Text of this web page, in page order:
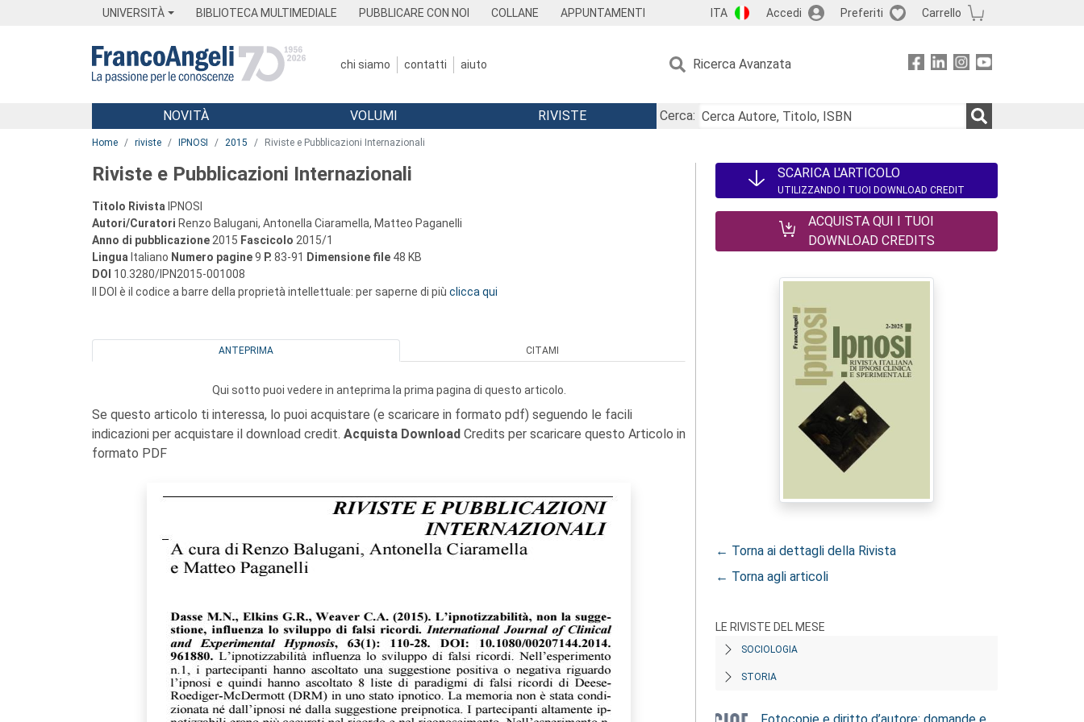
UNIVERSITÀ BIBLIOTECA MULTIMEDIALE PUBBLICARE CON NOI COLLANE APPUNTAMENTI ITA Accedi Preferiti Carrello
chi siamo contatti aiuto Ricerca Avanzata
Menu
NOVITÀ VOLUMI RIVISTE
Cerca:
Home riviste IPNOSI 2015 Riviste e Pubblicazioni Internazionali
Riviste e Pubblicazioni Internazionali
Titolo Rivista IPNOSI
Autori/Curatori Renzo Balugani, Antonella Ciaramella, Matteo Paganelli
Anno di pubblicazione 2015 Fascicolo 2015/1
Lingua Italiano Numero pagine9 P. 83-91 Dimensione file 48 KB
DOI 10.3280/IPN2015-001008
Il DOI è il codice a barre della proprietà intellettuale: per saperne di più clicca qui
ANTEPRIMA CITAMI
Qui sotto puoi vedere in anteprima la prima pagina di questo articolo.
Se questo articolo ti interessa, lo puoi acquistare (e scaricare in formato pdf) seguendo le facili
indicazioni per acquistare il download credit. Acquista Download Credits per scaricare questo Articolo in
formato PDF
SCARICA L'ARTICOLO
UTILIZZANDO I TUOI DOWNLOAD CREDIT
ACQUISTA QUI I TUOI
DOWNLOAD CREDITS
← Torna ai dettagli della Rivista
← Torna agli articoli
LE RIVISTE DEL MESE
SOCIOLOGIA
STORIA